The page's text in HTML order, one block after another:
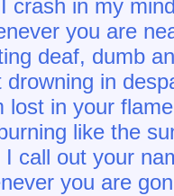
crash in my
you are
deaf, dumb
drowning in
lost in your flame
like the
I call out your
you are